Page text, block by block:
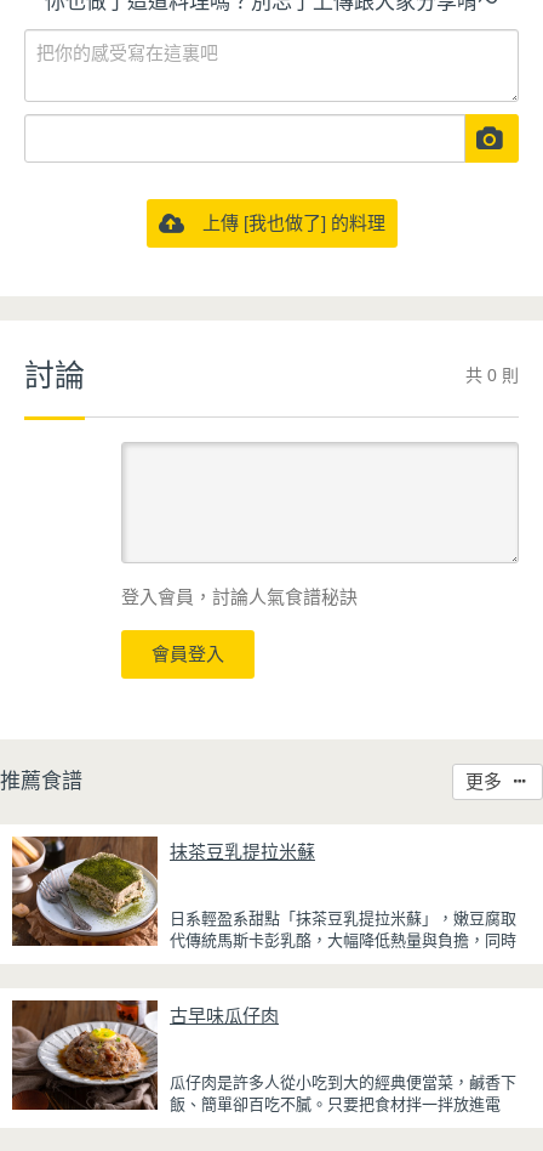
上傳 [我也做了] 的料理
討論 共 0 則
登入會員，討論人氣食譜秘訣
會員登入
推薦食譜 更多
抹茶豆乳提拉米蘇
日系輕盈系甜點「抹茶豆乳提拉米蘇」，嫩豆腐取
代傳統馬斯卡彭乳酪，大幅降低熱量與負擔，同時
厚重，搭配帶微苦茶香的抹茶與香氣濃郁的黃豆
粉，甜而不膩，層次更加豐富。
吃到淡淡的茶香。相較於傳統提拉米蘇，這款更清
爽、更低負擔，無論是下午茶、飯後甜點，或是正
古早味瓜仔肉
瓜仔肉是許多人從小吃到大的經典便當菜，鹹香下
飯、簡單卻百吃不膩。只要把食材拌一拌放進電